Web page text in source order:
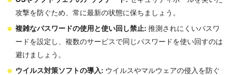
攻撃を防ぐため、常に最新の状態に保ちましょう。
複雑なパスワードの使用と使い回し禁止: 推測されにくいパスワ
ードを設定し、複数のサービスで同じパスワードを使い回すのは
避けましょう。
ウイルス対策ソフトの導入: ウイルスやマルウェアの侵入を防ぐ